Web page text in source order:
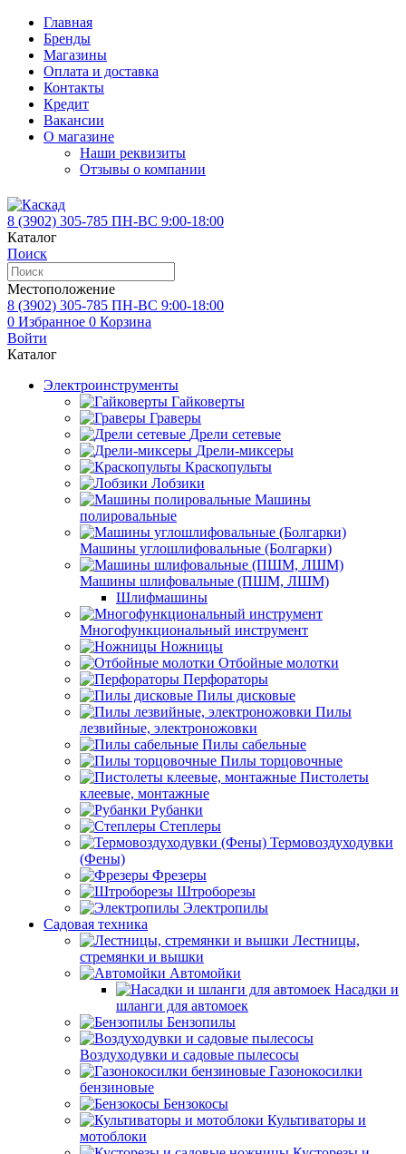
Главная
Бренды
Магазины
Оплата и доставка
Контакты
Кредит
Вакансии
О магазине
Наши реквизиты
Отзывы о компании
8 (3902) 305-785 ПН-ВС 9:00-18:00
Каталог
Поиск
Местоположение
8 (3902) 305-785 ПН-ВС 9:00-18:00
0 Избранное 0 Корзина
Войти
Каталог
Электроинструменты
Гайковерты
Граверы
Дрели сетевые
Дрели-миксеры
Краскопульты
Лобзики
Машины
полировальные
Машины углошлифовальные (Болгарки)
Машины шлифовальные (ПШМ, ЛШМ)
Шлифмашины
Многофункциональный инструмент
Ножницы
Отбойные молотки
Перфораторы
Пилы дисковые
Пилы
лезвийные, электроножовки
Пилы сабельные
Пилы торцовочные
Пистолеты
клеевые, монтажные
Рубанки
Степлеры
Термовоздуходувки
(Фены)
Фрезеры
Штроборезы
Электропилы
Садовая техника
Лестницы,
стремянки и вышки
Автомойки
Насадки и
шланги для автомоек
Бензопилы
Воздуходувки и садовые пылесосы
Газонокосилки
бензиновые
Бензокосы
Культиваторы и
мотоблоки